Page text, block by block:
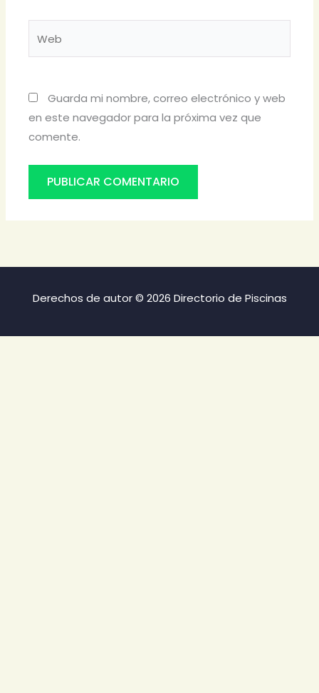
Guarda mi nombre, correo electrónico y web
en este navegador para la próxima vez que
comente.
Derechos de autor © 2026 Directorio de Piscinas